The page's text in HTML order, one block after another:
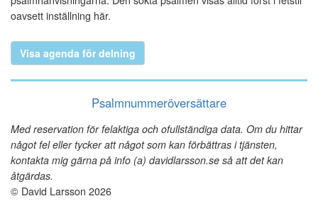
oavsett inställning här.
Visa agenda för delning
Psalmnummeröversättare
Med reservation för felaktiga och ofullständiga data. Om du hittar
något fel eller tycker att något som kan förbättras i tjänsten,
kontakta mig gärna på info (a) davidlarsson.se så att det kan
åtgärdas.
© David Larsson 2026